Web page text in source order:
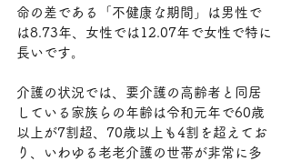
命の差である「不健康な期間」は男性で
は8.73年、女性では12.07年で女性で特に
長いです。
介護の状況では、要介護の高齢者と同居
している家族らの年齢は令和元年で60歳
以上が7割超、70歳以上も4割を超えてお
り、いわゆる老老介護の世帯が非常に多